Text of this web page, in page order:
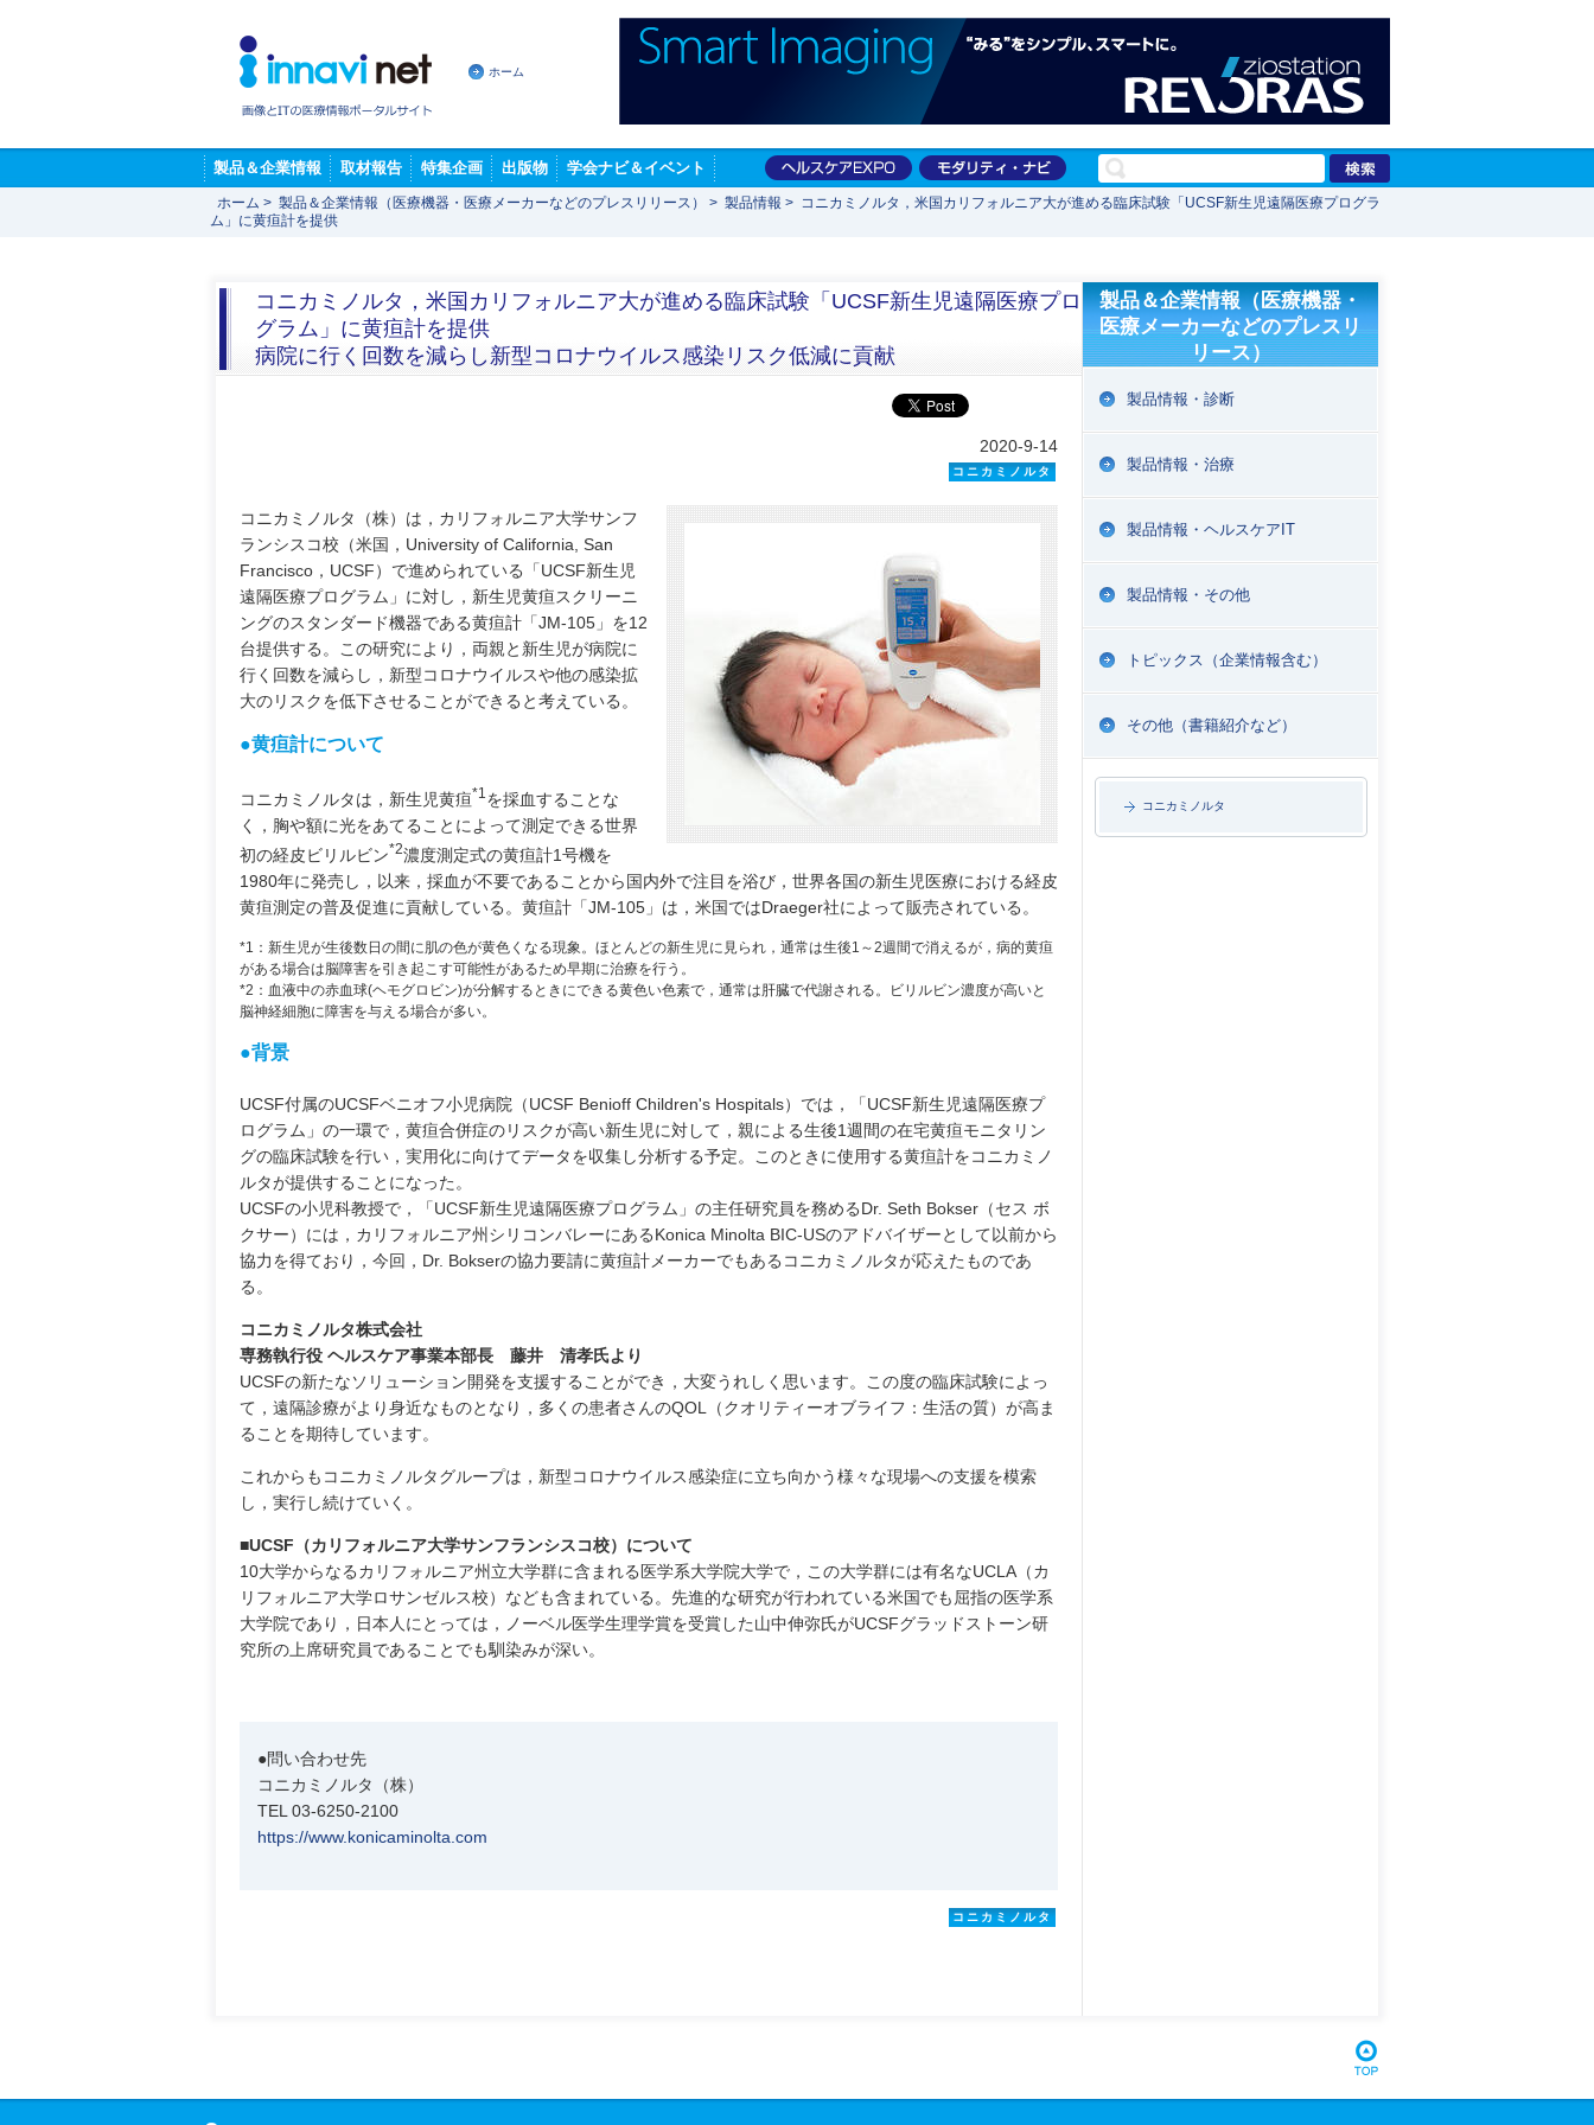
ホーム
製品＆企業情報 取材報告 特集企画 出版物 学会ナビ＆イベント
ホーム > 製品＆企業情報（医療機器・医療メーカーなどのプレスリリース） > 製品情報 > コニカミノルタ，米国カリフォルニア大が進める臨床試験「UCSF新生児遠隔医療プログラ
ム」に黄疸計を提供
コニカミノルタ，米国カリフォルニア大が進める臨床試験「UCSF新生児遠隔医療プロ
グラム」に黄疸計を提供
病院に行く回数を減らし新型コロナウイルス感染リスク低減に貢献
2020-9-14
コニカミノルタ
コニカミノルタ（株）は，カリフォルニア大学サンフ
ランシスコ校（米国，University of California, San
Francisco，UCSF）で進められている「UCSF新生児
遠隔医療プログラム」に対し，新生児黄疸スクリーニ
ングのスタンダード機器である黄疸計「JM-105」を12
台提供する。この研究により，両親と新生児が病院に
行く回数を減らし，新型コロナウイルスや他の感染拡
大のリスクを低下させることができると考えている。
●黄疸計について
コニカミノルタは，新生児黄疸*1 を採血することな
く，胸や額に光をあてることによって測定できる世界
初の経皮ビリルビン*2濃度測定式の黄疸計1号機を
1980年に発売し，以来，採血が不要であることから国内外で注目を浴び，世界各国の新生児医療における経皮
黄疸測定の普及促進に貢献している。黄疸計「JM-105」は，米国ではDraeger社によって販売されている。
*1：新生児が生後数日の間に肌の色が黄色くなる現象。ほとんどの新生児に見られ，通常は生後1～2週間で消えるが，病的黄疸
がある場合は脳障害を引き起こす可能性があるため早期に治療を行う。
*2：血液中の赤血球(ヘモグロビン)が分解するときにできる黄色い色素で，通常は肝臓で代謝される。ビリルビン濃度が高いと
脳神経細胞に障害を与える場合が多い。
●背景
UCSF付属のUCSFベニオフ小児病院（UCSF Benioff Children's Hospitals）では，「UCSF新生児遠隔医療プ
ログラム」の一環で，黄疸合併症のリスクが高い新生児に対して，親による生後1週間の在宅黄疸モニタリン
グの臨床試験を行い，実用化に向けてデータを収集し分析する予定。このときに使用する黄疸計をコニカミノ
ルタが提供することになった。
UCSFの小児科教授で，「UCSF新生児遠隔医療プログラム」の主任研究員を務めるDr. Seth Bokser（セス ボ
クサー）には，カリフォルニア州シリコンバレーにあるKonica Minolta BIC-USのアドバイザーとして以前から
協力を得ており，今回，Dr. Bokserの協力要請に黄疸計メーカーでもあるコニカミノルタが応えたものであ
る。
コニカミノルタ株式会社
専務執行役 ヘルスケア事業本部長 藤井 清孝氏より
UCSFの新たなソリューション開発を支援することができ，大変うれしく思います。この度の臨床試験によっ
て，遠隔診療がより身近なものとなり，多くの患者さんのQOL（クオリティーオブライフ：生活の質）が高ま
ることを期待しています。
これからもコニカミノルタグループは，新型コロナウイルス感染症に立ち向かう様々な現場への支援を模索
し，実行し続けていく。
■UCSF（カリフォルニア大学サンフランシスコ校）について
10大学からなるカリフォルニア州立大学群に含まれる医学系大学院大学で，この大学群には有名なUCLA（カ
リフォルニア大学ロサンゼルス校）なども含まれている。先進的な研究が行われている米国でも屈指の医学系
大学院であり，日本人にとっては，ノーベル医学生理学賞を受賞した山中伸弥氏がUCSFグラッドストーン研
究所の上席研究員であることでも馴染みが深い。
●問い合わせ先
コニカミノルタ（株）
TEL 03-6250-2100
https://www.konicaminolta.com
コニカミノルタ
製品＆企業情報（医療機器・
医療メーカーなどのプレスリ
リース）
製品情報・診断
製品情報・治療
製品情報・ヘルスケアIT
製品情報・その他
トピックス（企業情報含む）
その他（書籍紹介など）
コニカミノルタ